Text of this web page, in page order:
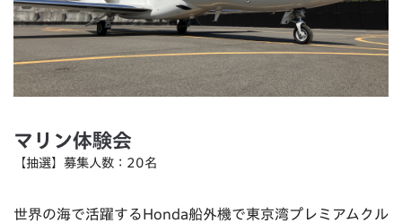
マリン体験会
【抽選】募集人数：20名
世界の海で活躍するHonda船外機で東京湾プレミアムクル